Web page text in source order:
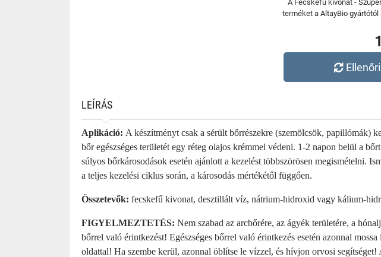
A Fecskefű kivonat -
terméket a AltayBio gyártótól
LEÍRÁS
Aplikáció: A készítményt csak a sérült bőrrészekre (szemölcsök,
bőr egészséges területét egy réteg olajos krémmel védeni. 1-2 napon belül a
súlyos bőrkárosodások esetén ajánlott a kezelést többszörösen megismételni.
a teljes kezelési ciklus során, a károsodás mértékétől függően.
Összetevők: fecskefű kivonat, desztillált víz, nátrium-hidroxid vagy kálium-
FIGYELMEZTETÉS: Nem szabad az arcbőrére, az ágyék területére, a
bőrrel való érintkezést! Egészséges bőrrel való érintkezés esetén azonnal
oldattal! Ha szembe kerül, azonnal öblítse le vízzel, és hívjon orvosi